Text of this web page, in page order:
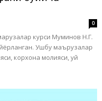
0
курси Муминов Н.Г.
Ушбу маърузалар
корхона молияси, уй